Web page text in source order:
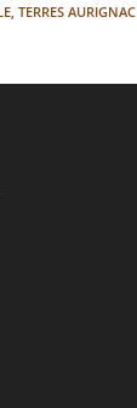
TERRES AURIGNAC